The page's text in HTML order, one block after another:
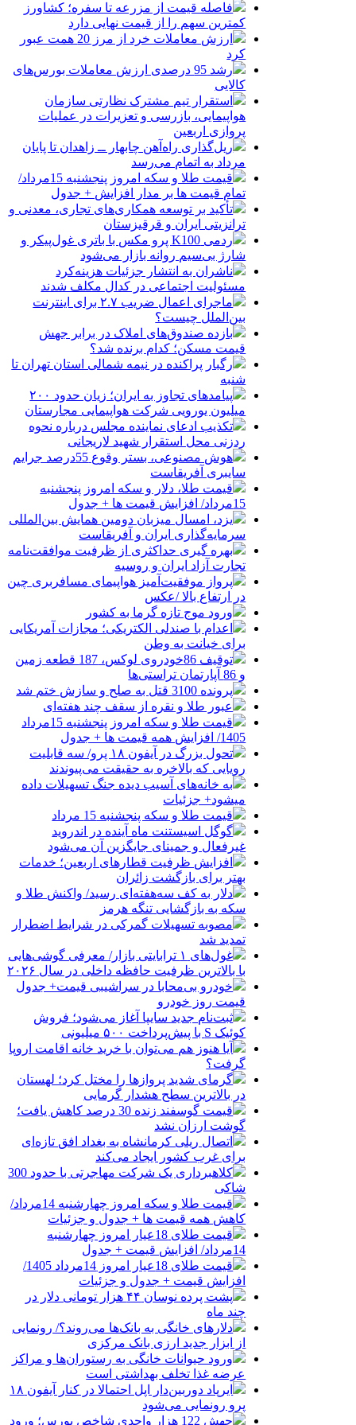
فاصله قیمت از مزرعه تا سفره؛ کشاورز
کمترین سهم را از قیمت نهایی دارد
ارزش معاملات خرد از مرز 20 همت عبور
کرد
رشد 95 درصدی ارزش معاملات بورس‌های
کالایی
استقرار تیم مشترک نظارتی سازمان
هواپیمایی، بازرسی و تعزیرات در عملیات
پروازی اربعین
ریل‌گذاری راه‌آهن چابهار ــ زاهدان تا پایان
مرداد به اتمام می‌رسد
قیمت طلا و سکه امروز پنجشنبه 15مرداد/
تمام قیمت ها بر مدار افزایش + جدول
تأکید بر توسعه همکاری‌های تجاری، معدنی و
ترانزیتی ایران و قرقیزستان
ردمی K100 پرو مکس با باتری غول‌پیکر و
شارژ بی‌سیم روانه بازار می‌شود
ناشران به انتشار جزئیات هزینه‌کرد
مسئولیت اجتماعی در کدال مکلف شدند
ماجرای اعمال ضریب ۲.۷ برای اینترنت
بین‌الملل چیست؟
بازده صندوق‌های املاک در برابر جهش
قیمت مسکن؛ کدام برنده شد؟
رگبار پراکنده در نیمه شمالی استان تهران تا
شنبه
پیامدهای تجاوز به ایران؛ زیان حدود ۲۰۰
میلیون یورویی شرکت هواپیمایی مجارستان
تکذیب ادعای نماینده مجلس درباره نحوه
ردزنی محل استقرار شهید لاریجانی
هوش مصنوعی، بستر وقوع 55درصد جرایم
سایبری آفریقاست
قیمت طلا، دلار و سکه امروز پنجشنبه
15مرداد/ افزایش قیمت ها + جدول
یزد، امسال میزبان دومین همایش بین‌المللی
سرمایه‌گذاری ایران و آفریقاست
بهره گیری حداکثری از ظرفیت موافقت‌نامه
تجارت آزاد ایران و روسیه
پرواز موفقیت‌آمیز هواپیمای مسافربری چین
در ارتفاع بالا /عکس
ورود موج تازه گرما به کشور
اعدام با صندلی الکتریکی؛ مجازات آمریکایی
برای خیانت به وطن
توقیف 86خودروی لوکس، 187 قطعه زمین
و 86 آپارتمان تراستی‌ها
پرونده 3100 قتل به صلح و سازش ختم شد
عبور طلا و نقره از سقف چند هفته‌ای
قیمت طلا و سکه امروز پنجشنبه 15مرداد
1405/ افزایش همه قیمت ها + جدول
تحول بزرگ در آیفون ۱۸ پرو/ سه قابلیت
رویایی که بالاخره به حقیقت می‌پیوندند
به خانه‌های آسیب دیده جنگ تسهیلات داده
میشود+ جزئیات
قیمت طلا و سکه پنجشنبه 15 مرداد
گوگل اسیستنت ماه آینده در اندروید
غیرفعال و جمینای جایگزین آن می‌شود
افزایش ظرفیت قطارهای اربعین؛ خدمات
بهتر برای بازگشت زائران
دلار به کف سه‌هفته‌ای رسید/ واکنش طلا و
سکه به بازگشایی تنگه هرمز
مصوبه تسهیلات گمرکی در شرایط اضطرار
تمدید شد
غول‌های ۱ ترابایتی بازار/ معرفی گوشی‌هایی
با بالاترین ظرفیت حافظه داخلی در سال ۲۰۲۶
خودرو بی‌محابا در سراشیبی قیمت+ جدول
قیمت روز خودرو
ثبت‌نام جدید سایپا آغاز می‌شود؛ فروش
کوئیک S با پیش‌پرداخت ۵۰۰ میلیونی
آیا هنوز هم می‌توان با خرید خانه اقامت اروپا
گرفت؟
گرمای شدید پروازها را مختل کرد؛ لهستان
در بالاترین سطح هشدار گرمایی
قیمت گوسفند زنده 30 درصد کاهش یافت؛
گوشت ارزان نشد
اتصال ریلی کرمانشاه به بغداد افق تازه‌ای
برای غرب کشور ایجاد می‌کند
کلاهبرداری یک شرکت مهاجرتی با حدود 300
شاکی
قیمت طلا و سکه امروز چهارشنبه 14مرداد/
کاهش همه قیمت ها + جدول و جزئیات
قیمت طلای 18عیار امروز چهارشنبه
14مرداد/ افزایش قیمت + جدول
قیمت طلای 18عیار امروز 14مرداد 1405/
افزایش قیمت + جدول و جزئیات
پشت پرده نوسان ۴۴ هزار تومانی دلار در
چند ماه
دلارهای خانگی به بانک‌ها می‌روند؟/ رونمایی
از ابزار جدید ارزی بانک مرکزی
ورود حیوانات خانگی به رستوران‌ها و مراکز
عرضه غذا تخلف بهداشتی است
ایرپاد دوربین‌دار اپل احتمالا در کنار آیفون ۱۸
پرو رونمایی می‌شود
جهش 122 هزار واحدی شاخص بورس؛ ورود